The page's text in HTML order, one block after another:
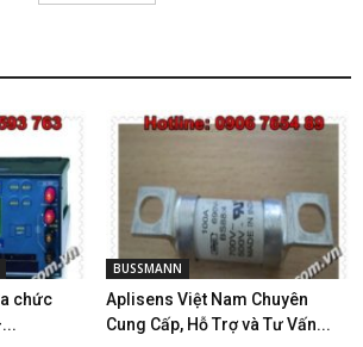
chức
BUSSMANN
Aplisens Việt Nam Chuyên
Cung Cấp, Hỗ Trợ và Tư Vấn...